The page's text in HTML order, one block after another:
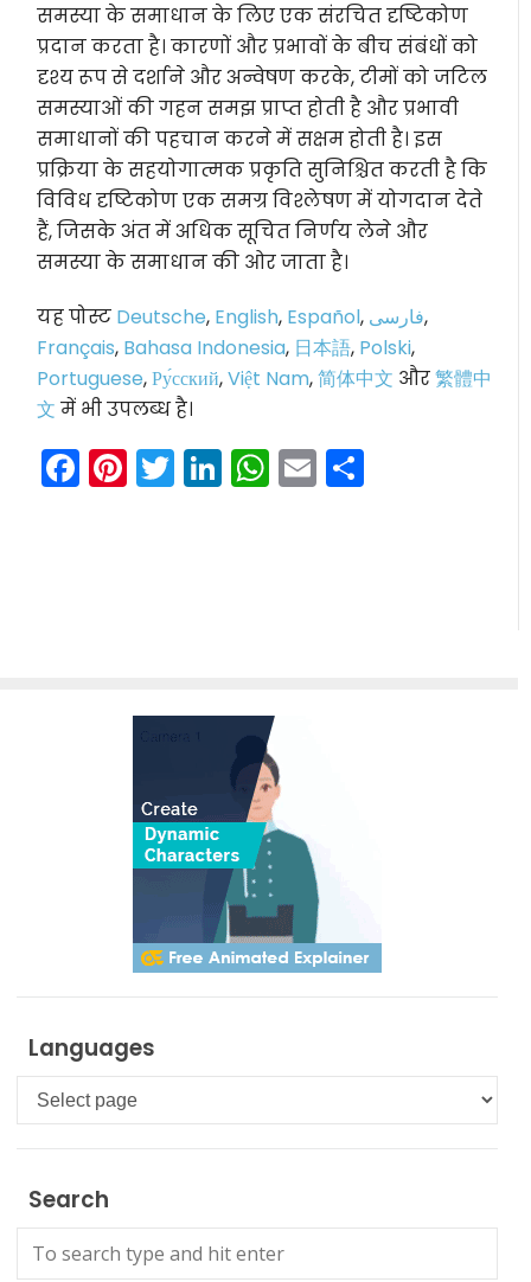
समस्या के समाधान के लिए एक संरचित दृष्टिकोण
प्रदान करता है। कारणों और प्रभावों के बीच संबंधों को
दृश्य रूप से दर्शाने और अन्वेषण करके, टीमों को जटिल
समस्याओं की गहन समझ प्राप्त होती है और प्रभावी
समाधानों की पहचान करने में सक्षम होती है। इस
प्रक्रिया के सहयोगात्मक प्रकृति सुनिश्चित करती है कि
विविध दृष्टिकोण एक समग्र विश्लेषण में योगदान देते
हैं, जिसके अंत में अधिक सूचित निर्णय लेने और
समस्या के समाधान की ओर जाता है।
यह पोस्ट Deutsche, English, Español, فارسی,
Français, Bahasa Indonesia, 日本語, Polski,
Portuguese,Ру́сский,Việt Nam,简体中文 और繁體中
文 में भी उपलब्ध है।
Facebook
Pinterest
Twitter
LinkedIn
WhatsApp
Email
Languages
Languages
Search